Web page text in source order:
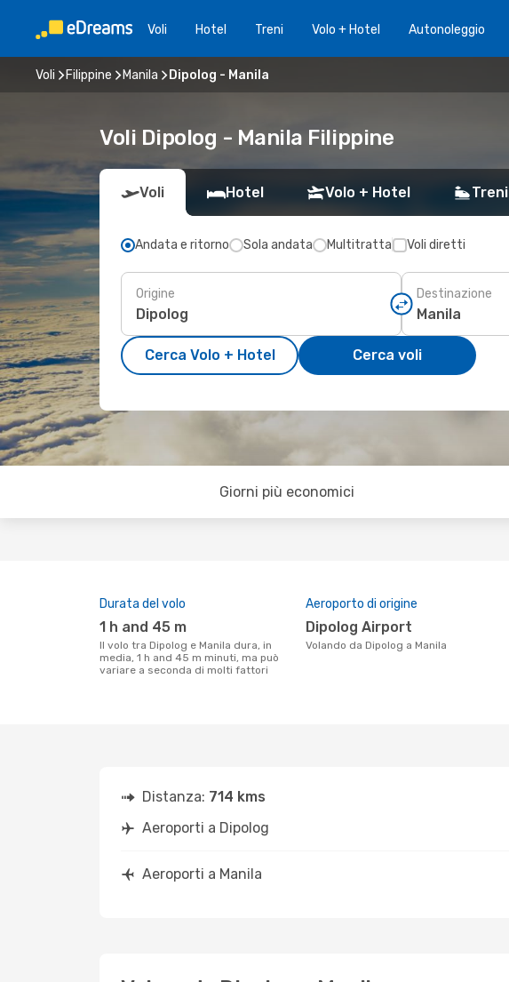
Voli Hotel Treni Volo + Hotel Autonoleggio
Voli Filippine Manila Dipolog - Manila
Voli Dipolog - Manila Filippine
Voli Hotel Volo + Hotel Treni
Andata e ritorno Sola andata Multitratta Voli diretti
Origine Destinazione
Cerca Volo + Hotel Cerca voli
Giorni più economici
Durata del volo
1 h and 45 m
Il volo tra Dipolog e Manila dura, in
media, 1 h and 45 m minuti, ma può
variare a seconda di molti fattori
Aeroporto di origine
Dipolog Airport
Volando da Dipolog a Manila
Distanza: 714 kms
Aeroporti a Dipolog
Aeroporti a Manila